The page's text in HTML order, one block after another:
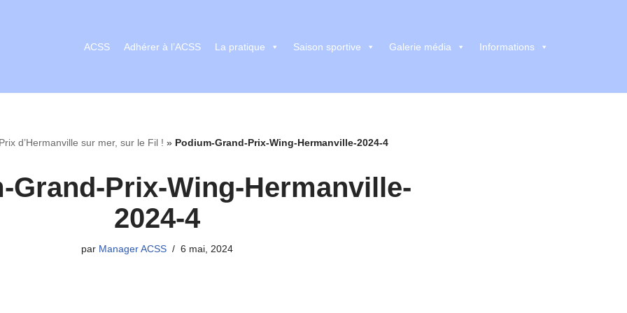
ACSS Adhérer à l’ACSS La pratique Saison sportive Galerie média Informations
d’Hermanville sur mer, sur le Fil ! » Podium-Grand-Prix-Wing-Hermanville-2024-4
Grand-Prix-Wing-Hermanville-
2024-4
par Manager ACSS 6 mai, 2024